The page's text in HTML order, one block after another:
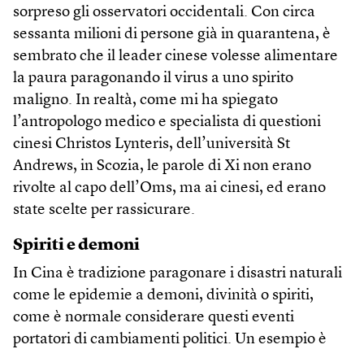
sorpreso gli osservatori occidentali. Con circa
sessanta milioni di persone già in quarantena, è
sembrato che il leader cinese volesse alimentare
la paura paragonando il virus a uno spirito
maligno. In realtà, come mi ha spiegato
l’antropologo medico e specialista di questioni
cinesi Christos Lynteris, dell’università St
Andrews, in Scozia, le parole di Xi non erano
rivolte al capo dell’Oms, ma ai cinesi, ed erano
state scelte per rassicurare.
Spiriti e demoni
In Cina è tradizione paragonare i disastri naturali
come le epidemie a demoni, divinità o spiriti,
come è normale considerare questi eventi
portatori di cambiamenti politici. Un esempio è